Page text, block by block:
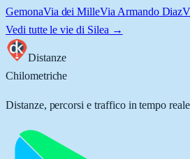
GemonaVia dei MilleVia Armando Diaz
Vedi tutte le vie di Silea →
Distanze
Chilometriche
Distanze, percorsi e traffico in tempo